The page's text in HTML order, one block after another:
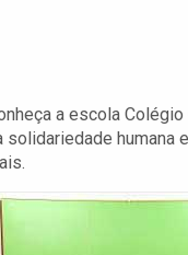
a escola